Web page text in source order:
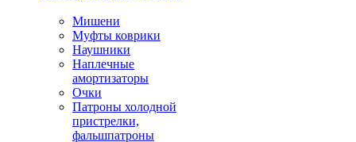
Мишени
Муфты коврики
Наушники
Наплечные
амортизаторы
Очки
Патроны холодной
пристрелки,
фальшпатроны